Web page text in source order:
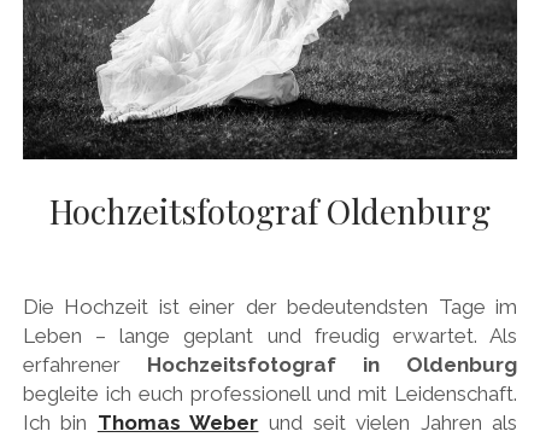
Hochzeitsfotograf Oldenburg
Die Hochzeit ist einer der bedeutendsten Tage im
Leben – lange geplant und freudig erwartet. Als
erfahrener Hochzeitsfotograf in Oldenburg
begleite ich euch professionell und mit Leidenschaft.
Ich bin Thomas Weber und seit vielen Jahren als